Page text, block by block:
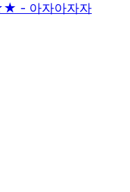
- 아자아자자